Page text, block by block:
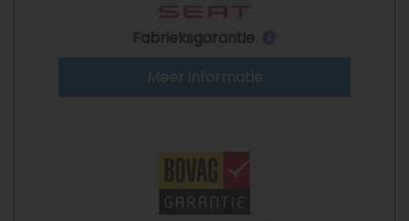
Fabrieksgarantie
Meer informatie